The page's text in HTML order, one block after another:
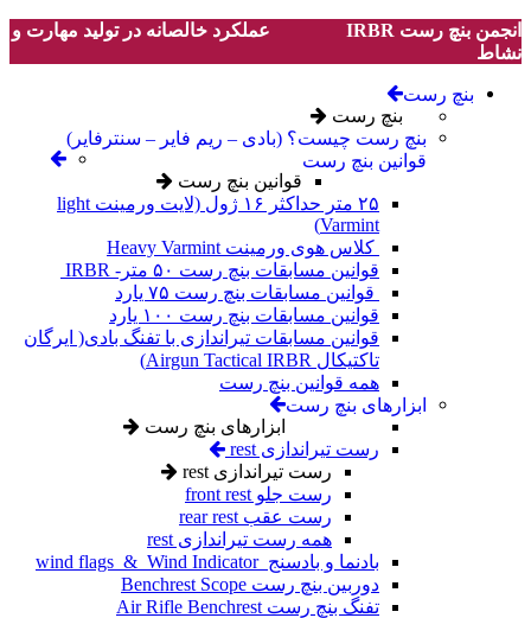
انجمن بنچ رست IRBR
عملکرد خالصانه در تولید مهارت و
نشاط
بنچ رست
بنچ رست
بنچ رست چیست؟ (بادی – ریم فایر – سنترفایر)
قوانین بنچ رست
قوانین بنچ رست
۲۵ متر حداکثر ۱۶ ژول (لایت ورمینت light
Varmint)
کلاس هوی ورمینت Heavy Varmint
قوانین مسابقات بنچ رست ۵۰ متر- IRBR
قوانین مسابقات بنچ رست ۷۵ یارد
قوانین مسابقات بنچ رست ۱۰۰ یارد
قوانین مسابقات تیراندازی با تفنگ بادی( ایرگان
تاکتیکال Airgun Tactical IRBR)
همه قوانین بنچ رست
ابزارهای بنچ رست
ابزارهای بنچ رست
رست تیراندازی rest
رست تیراندازی rest
رست جلو front rest
رست عقب rear rest
همه رست تیراندازی rest
بادنما و بادسنج wind flags & Wind Indicator
دوربین بنچ رست Benchrest Scope
تفنگ بنچ رست Air Rifle Benchrest